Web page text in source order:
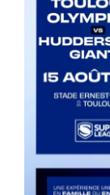
6 août 2026